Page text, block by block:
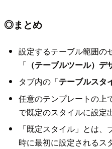
◎まとめ
設定するテーブル範囲の
「 （テーブルツール）デ
タブ内の「テーブルスタ
任意のテンプレートの
で既定のスタイルに設定
「既定スタイル」とは
時に最初に設定されるス